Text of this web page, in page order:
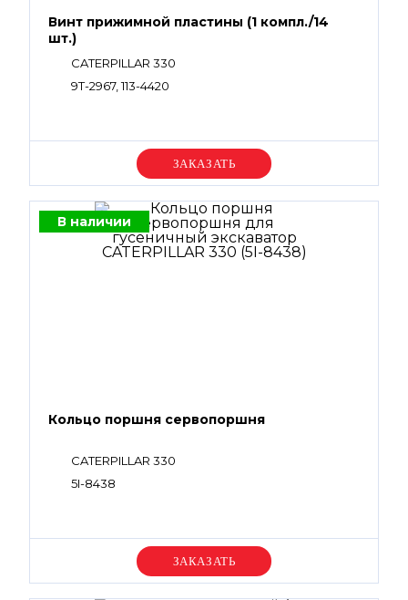
Винт прижимной пластины (1 компл./14
шт.)
CATERPILLAR 330
9T-2967, 113-4420
Уточняйте цену
В наличии
Кольцо поршня сервопоршня
CATERPILLAR 330
5I-8438
Уточняйте цену